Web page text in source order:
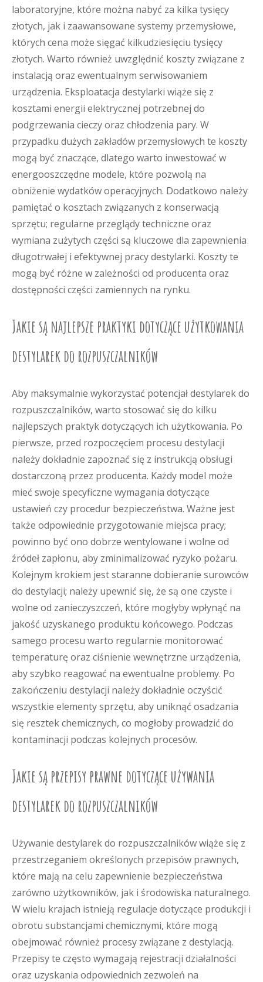
laboratoryjne, które można nabyć za kilka tysięcy
złotych, jak i zaawansowane systemy przemysłowe,
których cena może sięgać kilkudziesięciu tysięcy
złotych. Warto również uwzględnić koszty związane z
instalacją oraz ewentualnym serwisowaniem
urządzenia. Eksploatacja destylarki wiąże się z
kosztami energii elektrycznej potrzebnej do
podgrzewania cieczy oraz chłodzenia pary. W
przypadku dużych zakładów przemysłowych te koszty
mogą być znaczące, dlatego warto inwestować w
energooszczędne modele, które pozwolą na
obniżenie wydatków operacyjnych. Dodatkowo należy
pamiętać o kosztach związanych z konserwacją
sprzętu; regularne przeglądy techniczne oraz
wymiana zużytych części są kluczowe dla zapewnienia
długotrwałej i efektywnej pracy destylarki. Koszty te
mogą być różne w zależności od producenta oraz
dostępności części zamiennych na rynku.
Jakie są najlepsze praktyki dotyczące użytkowania
destylarek do rozpuszczalników
Aby maksymalnie wykorzystać potencjał destylarek do
rozpuszczalników, warto stosować się do kilku
najlepszych praktyk dotyczących ich użytkowania. Po
pierwsze, przed rozpoczęciem procesu destylacji
należy dokładnie zapoznać się z instrukcją obsługi
dostarczoną przez producenta. Każdy model może
mieć swoje specyficzne wymagania dotyczące
ustawień czy procedur bezpieczeństwa. Ważne jest
także odpowiednie przygotowanie miejsca pracy;
powinno być ono dobrze wentylowane i wolne od
źródeł zapłonu, aby zminimalizować ryzyko pożaru.
Kolejnym krokiem jest staranne dobieranie surowców
do destylacji; należy upewnić się, że są one czyste i
wolne od zanieczyszczeń, które mogłyby wpłynąć na
jakość uzyskanego produktu końcowego. Podczas
samego procesu warto regularnie monitorować
temperaturę oraz ciśnienie wewnętrzne urządzenia,
aby szybko reagować na ewentualne problemy. Po
zakończeniu destylacji należy dokładnie oczyścić
wszystkie elementy sprzętu, aby uniknąć osadzania
się resztek chemicznych, co mogłoby prowadzić do
kontaminacji podczas kolejnych procesów.
Jakie są przepisy prawne dotyczące używania
destylarek do rozpuszczalników
Używanie destylarek do rozpuszczalników wiąże się z
przestrzeganiem określonych przepisów prawnych,
które mają na celu zapewnienie bezpieczeństwa
zarówno użytkowników, jak i środowiska naturalnego.
W wielu krajach istnieją regulacje dotyczące produkcji i
obrotu substancjami chemicznymi, które mogą
obejmować również procesy związane z destylacją.
Przepisy te często wymagają rejestracji działalności
oraz uzyskania odpowiednich zezwoleń na